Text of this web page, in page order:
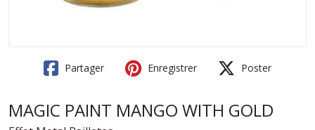
Partager Enregistrer Poster
MAGIC PAINT MANGO WITH GOLD